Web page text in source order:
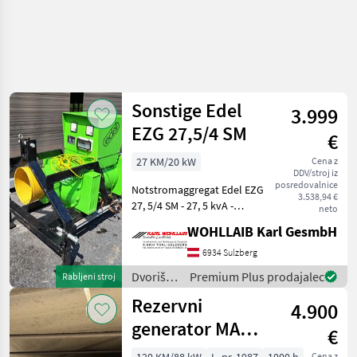
Rabljeni stroj
Sonstige Edel
EZG 27,5/4 SM
3.999
€
Cena z
DDV/stroj iz
posredovalnice
3.538,94 €
neto
27 KM/20 kW
Notstromaggregat Edel EZG
27, 5/4 SM - 27, 5 kvA -
Zustand sehr gut. Hatte
immer Strom geliefert
wenn es gebraucht hat. -
sehr wen
WOHLLAIB Karl GesmbH
6934 Sulzberg
Dvoriščna
mehanizacija
/
Sonstige
Premium Plus prodajalec
Rezervni
generator MAN
85 kVA +
4.900
€